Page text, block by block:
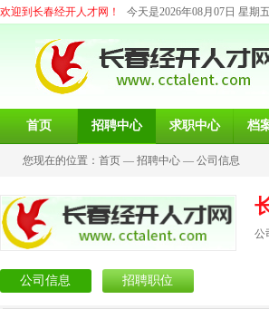
欢迎到长春经开人才网！ 今天是2026年08月07日 星期五
首页 招聘中心 求职中心 档
您现在的位置： 首页 — 招聘中心 — 公司信息
公
公司信息 招聘职位